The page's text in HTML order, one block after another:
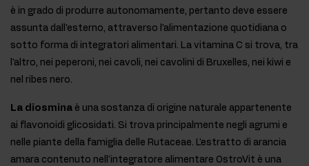
è in grado di produrre autonomamente, pertanto deve essere
assunta dall'esterno, attraverso l'alimentazione quotidiana o
sotto forma di integratori alimentari. La vitamina C si trova, tra
l'altro, nei peperoni, nei cavoli, nei cavolini di Bruxelles, nei kiwi e
nel ribes nero.
La diosmina è una sostanza di origine naturale appartenente
ai flavonoidi glicosidati. Si trova principalmente negli agrumi e
nelle piante della famiglia delle Rutaceae. L'estratto di arancia
amara contenuto nell'integratore alimentare OstroVit è una